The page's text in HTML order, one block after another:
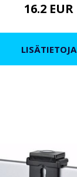
16.2 EUR
LISÄTIETOJA